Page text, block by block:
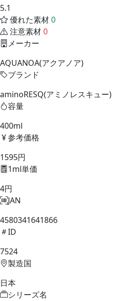
5.1
優れた素材0
注意素材0
メーカー
AQUANOA(アクアノア)
ブランド
aminoRESQ(アミノレスキュー)
容量
400ml
参考価格
1595円
1ml単価
4円
JAN
4580341641866
ID
7524
製造国
日本
シリーズ名